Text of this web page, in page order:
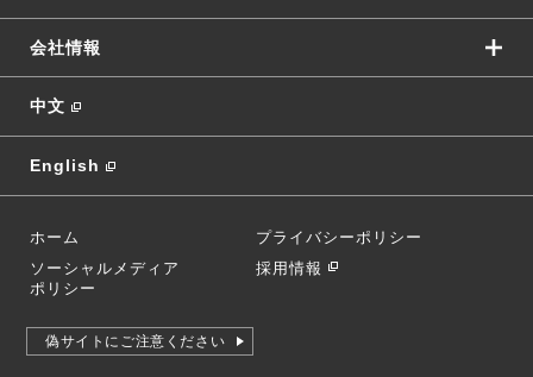
会社情報
中文
English
ホーム
プライバシーポリシー
ソーシャルメディア
ポリシー
採用情報
偽サイトにご注意ください